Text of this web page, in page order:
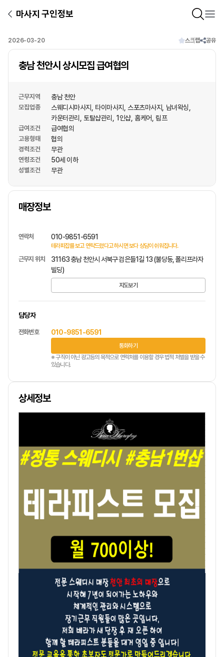
마사지 구인정보
2026-03-20 스크랩 공유
충남 천안시 상시모집 급여협의
근무지역 충남 천안
모집업종 스웨디시마사지 타이마사지 스포츠마사지
남녀왁싱
카운터관리
토탈샵관리 1인샵 홈케어 림프
급여조건 급여협의
고용형태 협의
경력조건 무관
연령조건 50세 이하
성별조건 무관
매장정보
상호명
연락처 010-9851-6591
테라피잡를 보고 연락드렸다고 하시면 보다 상담이 쉬워집니다.
근무지 위치
31163 충남 천안시 서북구 검은들1길 13 (불당동, 폴리프라자
빌딩)
지도보기
담당자
전화번호 010-9851-6591
통화하기
※ 구직이 아닌 광고등의 목적으로 연락처를 이용할 경우 법적 처벌을 받을 수
있습니다.
상세정보